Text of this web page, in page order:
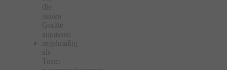
die
neuen
Geräte
anpassen
regelmäßig
als
Team